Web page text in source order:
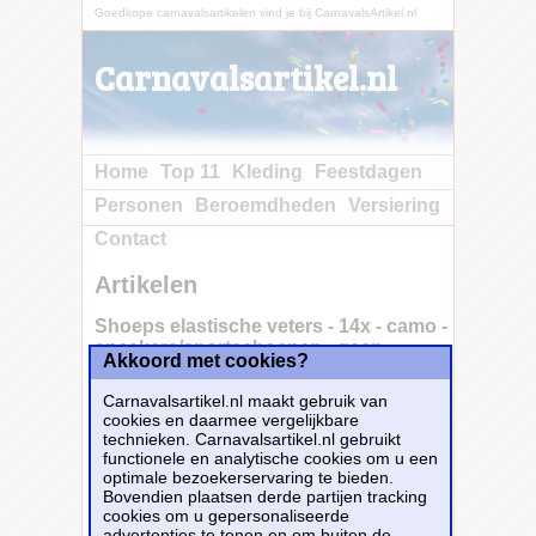
Goedkope carnavalsartikelen vind je bij CarnavalsArtikel.nl
Carnavalsartikel.nl
Home Top 11 Kleding
Feestdagen
Personen
Beroemdheden
Versiering
Contact
Artikelen
Shoeps elastische veters - 14x - camo -
sneakers/sportschoenen - geen
strikken nodig
Pakje met 14 elastische/elastieken veters. De
SHOEPS schoenveters zijn geschikt voor alle
veterschoenen: gympen, sneakers,
sportschoenen en nette schoenen waarbij de
Akkoord met cookies?
Carnavalsartikel.nl maakt gebruik van
cookies en daarmee vergelijkbare
technieken. Carnavalsartikel.nl gebruikt
functionele en analytische cookies om u een
optimale bezoekerservaring te bieden.
Bovendien plaatsen derde partijen tracking
cookies om u gepersonaliseerde